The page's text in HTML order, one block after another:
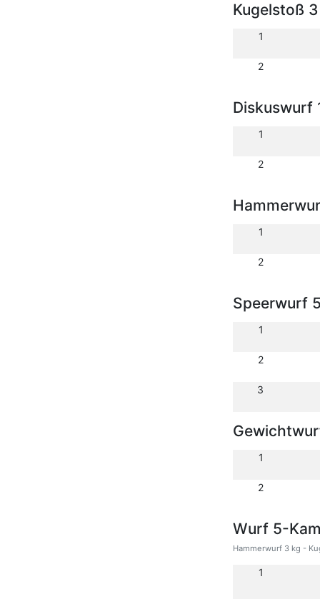
Kugelstoß
1
2
Diskuswurf
1
2
1
2
Speerwurf
1
2
3
1
2
Wurf 5-
Hammerwurf 3 kg -
1